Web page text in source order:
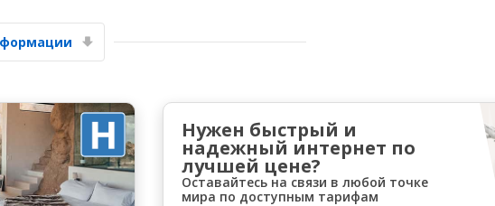
доступ к эксклюзивным
партнёров
Войти с помощью eLinkНужен быстрый и
надежный интернет по
лучшей цене?
Оставайтесь на связи в любой точке
мира по доступным тарифам